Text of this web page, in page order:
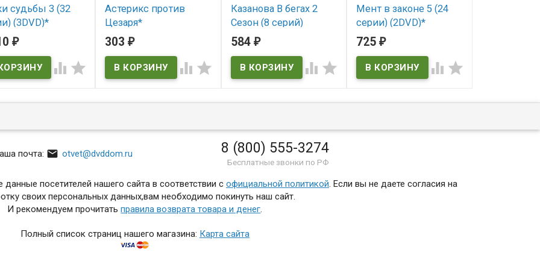
судьбы 3 (32
(3DVD)*
₽
 
Астерикс против
Цезаря*
В наличии
303₽
 
Казанова В бегах 2
Сезон (8 серий)
(2DVD)*
В наличии
584 ₽
 
Мент в законе 5 (24
серии) (2DVD)*
В наличии
725₽
 
почта:  otvet@dvddom.ru 8 (800) 555-3274
Бесплатные звонки по РФ
посетителей нашего сайта в соответствии с официальной политикой . Если вы не даете согласия на
своих персональных данных,вам необходимо покинуть наш сайт.
И рекомендуем прочитатьправила возврата товара и денег
Полный список страниц нашего магазина: Карта сайта